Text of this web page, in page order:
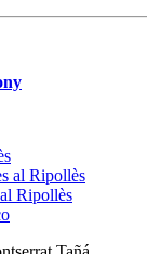
al Ripollès
Ripollès